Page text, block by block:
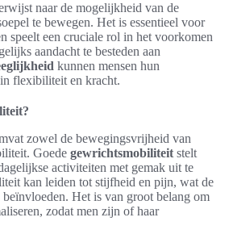
naar de mogelijkheid van de
te bewegen. Het is essentieel voor
speelt een cruciale rol in het voorkomen
aandacht te besteden aan
kunnen mensen hun
in flexibiliteit en kracht.
zowel de bewegingsvrijheid van
Goede gewrichtsmobiliteit stelt
activiteiten met gemak uit te
kan leiden tot stijfheid en pijn, wat de
Het is van groot belang om
zodat men zijn of haar